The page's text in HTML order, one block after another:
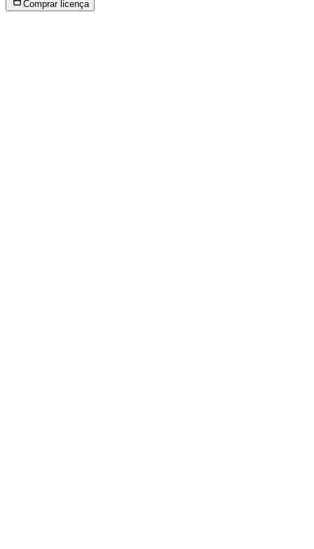
Comprar licença